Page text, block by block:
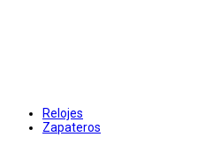
Relojes
Zapateros